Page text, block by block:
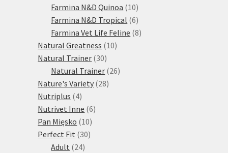
Farmina N&D Quinoa 1010
produktů
Farmina N&D Tropical 66
produktů
Farmina Vet Life Feline 88
Natural Greatness 1010
Natural Trainer 3030
produktů
Natural Trainer 2626
Nature's Variety 2828
Nutriplus 44
produkty
Nutrivet Inne 66
Pan Mięsko 1010
produktů
Perfect Fit 3030
Adult 2424